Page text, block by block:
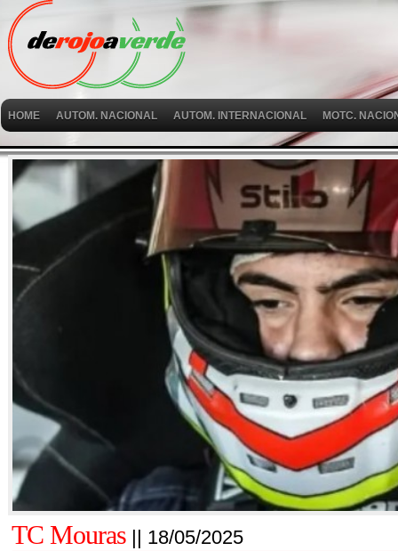
HOME AUTOM. NACIONAL AUTOM. INTERNACIONAL MOTC.
TC Mouras || 18/05/2025